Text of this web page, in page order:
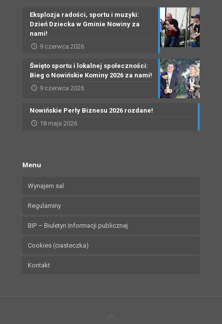
Eksplozja radości, sportu i muzyki:
Dzień Dziecka w Gminie Nowiny za
nami!
9 czerwca 2026
Święto sportu i lokalnej społeczności:
Bieg o Nowińskie Kominy 2026 za nami!
9 czerwca 2026
Nowińskie Perły Biznesu 2026 rozdane!
18 maja 2026
Menu
Wynajem sal
Regulaminy
BIP – Biuletyn Informacji publicznej
Cookies (ciasteczka)
Kontakt